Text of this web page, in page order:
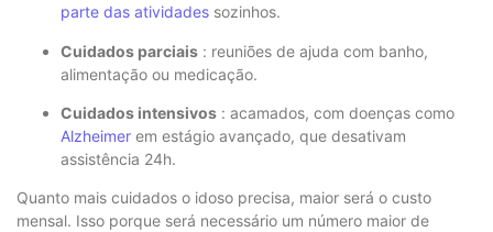
parte das atividades sozinhos.
Cuidados parciais : reuniões de ajuda com banho,
alimentação ou medicação.
Cuidados intensivos : acamados, com doenças como
Alzheimer em estágio avançado, que desativam
assistência 24h.
Quanto mais cuidados o idoso precisa, maior será o custo
mensal. Isso porque será necessário um número maior de